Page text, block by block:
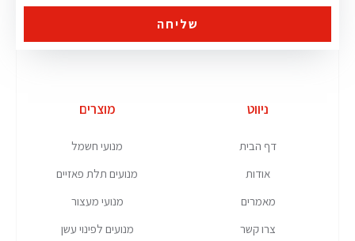
שליחה
ניווט
דף הבית
אודות
מאמרים
צרו קשר
מוצרים
מנועי חשמל
מנועים תלת פאזיים
מנועי מעצור
מנועים לפינוי עשן